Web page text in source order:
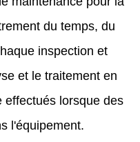
du temps, du
inspection et
et le traitement en
effectués lorsque des
l'équipement.